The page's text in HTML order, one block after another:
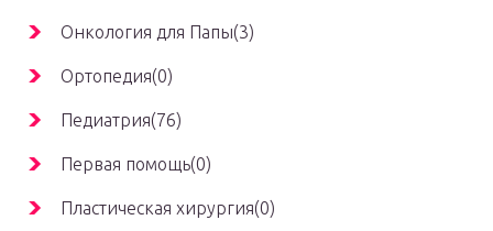
Онкология для Папы(3)
Ортопедия(0)
Педиатрия(76)
Первая помощь(0)
Пластическая хирургия(0)